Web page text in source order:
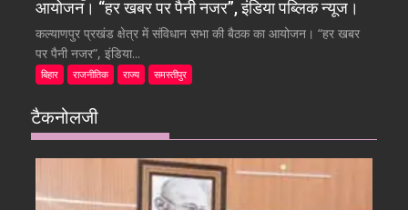
आयोजन। “हर खबर पर पैनी नजर”, इंडिया पब्लिक न्यूज।
कल्याणपुर प्रखंड क्षेत्र में संविधान सभा की बैठक का आयोजन। “हर खबर
पर पैनी नजर”, इंडिया...
बिहार राजनीतिक राज्य समस्तीपुर
टैकनोलजी